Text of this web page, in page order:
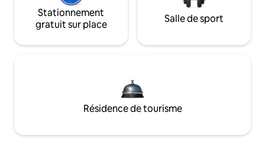
Stationnement
gratuit sur place
Salle de sport
Résidence de tourisme